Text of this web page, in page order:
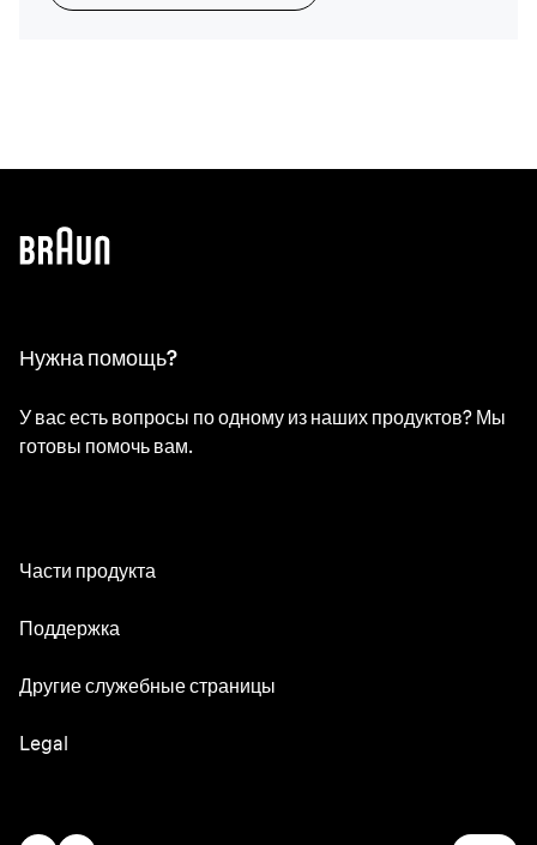
Нужна помощь?
У вас есть вопросы по одному из наших продуктов? Мы
готовы помочь вам.
Части продукта
Все части
Поддержка
Руководства по эксплуатации
Другие служебные страницы
Oral-B
Legal
Заявление о доступности